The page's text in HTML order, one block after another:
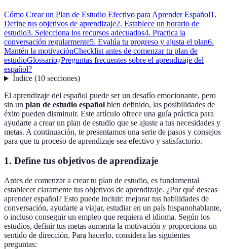
Cómo Crear un Plan de Estudio Efectivo para Aprender Español1.
Define tus objetivos de aprendizaje2. Establece un horario de
estudio3. Selecciona los recursos adecuados4. Practica la
conversación regularmente5. Evalúa tu progreso y ajusta el plan6.
Mantén la motivaciónChecklist antes de comenzar tu plan de
estudioGlossario¿Preguntas frecuentes sobre el aprendizaje del
español?
Índice(10 secciones)
El aprendizaje del español puede ser un desafío emocionante, pero
sin un plan de estudio español bien definido, las posibilidades de
éxito pueden disminuir. Este artículo ofrece una guía práctica para
ayudarte a crear un plan de estudio que se ajuste a tus necesidades y
metas. A continuación, te presentamos una serie de pasos y consejos
para que tu proceso de aprendizaje sea efectivo y satisfactorio.
1. Define tus objetivos de aprendizaje
Antes de comenzar a crear tu plan de estudio, es fundamental
establecer claramente tus objetivos de aprendizaje. ¿Por qué deseas
aprender español? Esto puede incluir: mejorar tus habilidades de
conversación, ayudarte a viajar, estudiar en un país hispanohablante,
o incluso conseguir un empleo que requiera el idioma. Según los
estudios, definir tus metas aumenta la motivación y proporciona un
sentido de dirección. Para hacerlo, considera las siguientes
preguntas: